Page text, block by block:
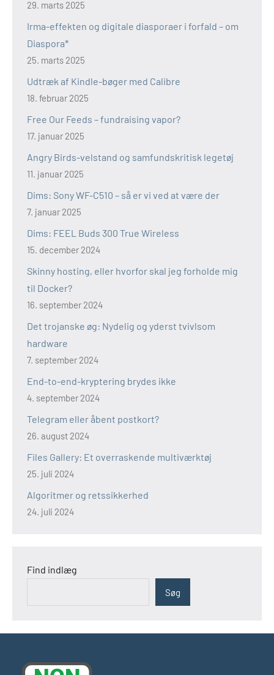
29. marts 2025
Irma-effekten og digitale diasporaer i forfald – om
Diaspora*
25. marts 2025
Udtræk af Kindle-bøger med Calibre
18. februar 2025
Free Our Feeds – fundraising vapor?
17. januar 2025
Angry Birds-velstand og samfundskritisk legetøj
11. januar 2025
Dims: Sony WF-C510 – så er vi ved at være der
7. januar 2025
Dims: FEEL Buds 300 True Wireless
15. december 2024
Skinny hosting, eller hvorfor skal jeg forholde mig
til Docker?
16. september 2024
Det trojanske øg: Nydelig og yderst tvivlsom
hardware
7. september 2024
End-to-end-kryptering brydes ikke
4. september 2024
Telegram eller åbent postkort?
26. august 2024
Files Gallery: Et overraskende multiværktøj
25. juli 2024
Algoritmer og retssikkerhed
24. juli 2024
Find indlæg
Søg